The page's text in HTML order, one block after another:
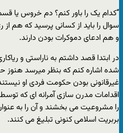
“کدام یک را باور کنم؟ دم خروس یا
سوال را باید از کسانی پرسید که هم
و هم ادعای دموکرات بودن دارند.
در ابتدا قصد داشتم به ناراستی و
شده اشاره کنم که بنظر میرسد هنوز
غیرقانونی بودن حکومت فردی او
اقدامات مدرن سازی آمرانه ای که توسط
را مشروعیت می بخشند و آن را به
بربریت اسلامی کنونی تبلیغ می کنند.